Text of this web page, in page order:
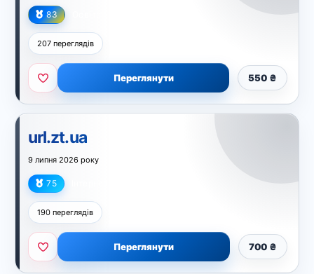
83
207 переглядів
550 ₴
Переглянути
url.zt.ua
9 липня 2026 року
75
190 переглядів
700 ₴
Переглянути